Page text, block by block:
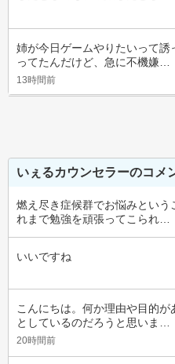
姉が今日ゲームやりたいって
ってたんだけど、急に不機嫌…
13時間前
いぇるカウンセラーのコメ
燃え尽き症候群でお悩みという
れまで勉強を頑張ってこられ…
いいですね
こんにちは。何か理由や目的
としているのだろうと思いま…
20時間前